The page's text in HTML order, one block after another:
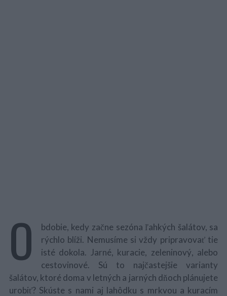
O
bdobie, kedy začne sezóna ľahkých šalátov, sa
rýchlo blíži. Nemusíme si vždy pripravovať tie
isté dokola. Jarné, kuracie, zeleninový, alebo
cestovinové. Sú to najčastejšie varianty
šalátov, ktoré doma v letných a jarných dňoch plánujete
urobiť? Skúste s nami aj lahôdku s mrkvou a kuracím